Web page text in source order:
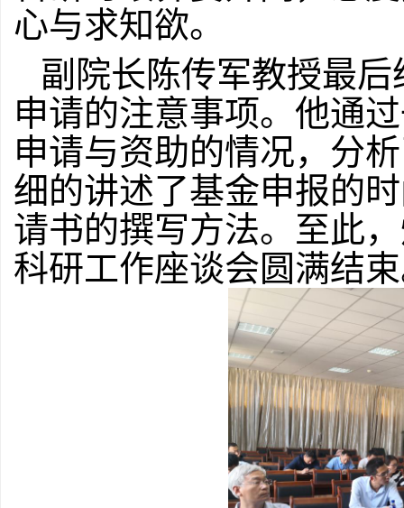
心与求知欲。
副院长陈传军教授最后
申请的注意事项。他通
申请与资助的情况，分
细的讲述了基金申报的
请书的撰写方法。至此
科研工作座谈会圆满结